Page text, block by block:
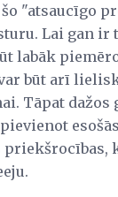
"atsaucīgo
Lai gan ir
labāk
būt arī
Tāpat dažos
priekšrocības,